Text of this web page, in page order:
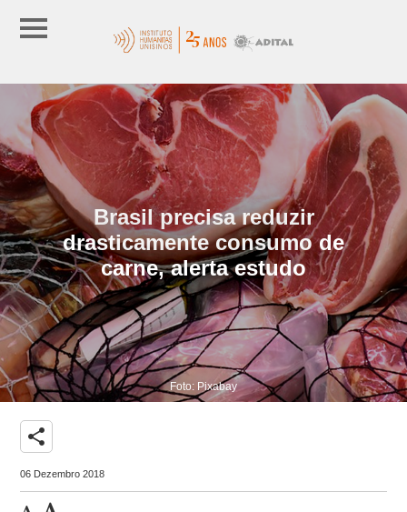
Brasil precisa reduzir
drasticamente consumo de
carne, alerta estudo
Foto: Pixabay
share
06 Dezembro 2018